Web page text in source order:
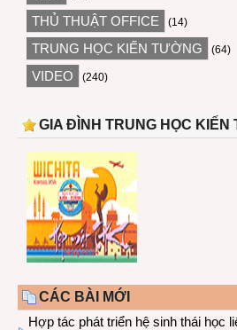
THỦ THUẬT OFFICE (14)
TRUNG HỌC KIẾN TƯỜNG (64)
VIDEO (240)
GIA ĐÌNH TRUNG HỌC KIẾN
CÁC BÀI MỚI
Hợp tác phát triển hệ sinh thái học